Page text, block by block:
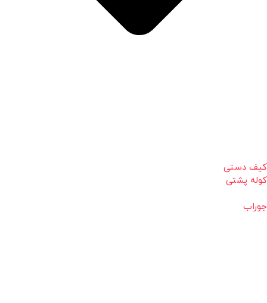
کیف دستی
کوله پشتی
جوراب